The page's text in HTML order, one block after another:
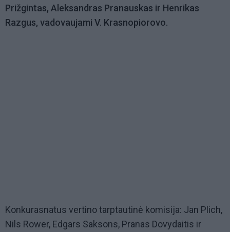
Prižgintas, Aleksandras Pranauskas ir Henrikas
Razgus, vadovaujami V. Krasnopiorovo.
Konkurasnatus vertino tarptautinė komisija: Jan Plich,
Nils Rower, Edgars Saksons, Pranas Dovydaitis ir